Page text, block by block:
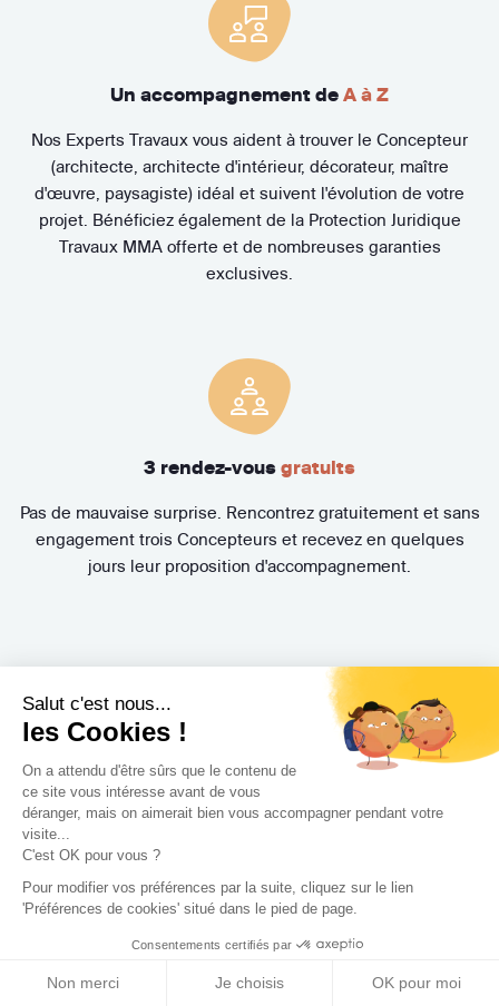
Salut c'est nous...
les Cookies !
On a attendu d'être sûrs que le contenu de
ce site vous intéresse avant de vous
déranger, mais on aimerait bien vous accompagner pendant votre
visite...
C'est OK pour vous ?
Pour modifier vos préférences par la suite, cliquez sur le lien
'Préférences de cookies' situé dans le pied de page.
Consentements certifiés par
Non merci Je choisis OK pour moi
Un accompagnement de A à Z
Nos Experts Travaux vous aident à trouver le Concepteur
(architecte, architecte d'intérieur, décorateur, maître
d'œuvre, paysagiste) idéal et suivent l'évolution de votre
projet. Bénéficiez également de la Protection Juridique
Travaux MMA offerte et de nombreuses garanties
exclusives.
3 rendez-vous gratuits
Pas de mauvaise surprise. Rencontrez gratuitement et sans
engagement trois Concepteurs et recevez en quelques
jours leur proposition d'accompagnement.
Trouvez le professionnel
le plus adapté à votre
projet !
Trouver mon Concepteur